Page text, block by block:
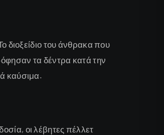
διοξείδιο του άνθρακα που
τα δέντρα κατά την
καύσιμα.
οι λέβητες πέλλετ